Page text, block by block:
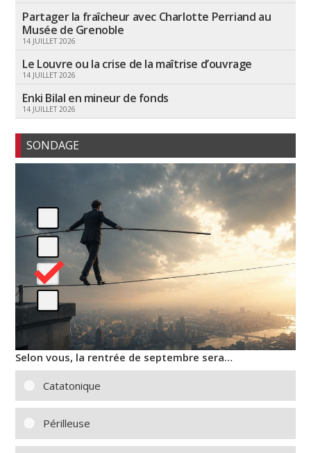
Partager la fraîcheur avec Charlotte Perriand au
Musée de Grenoble
14 JUILLET 2026
Le Louvre ou la crise de la maîtrise d’ouvrage
14 JUILLET 2026
Enki Bilal en mineur de fonds
14 JUILLET 2026
SONDAGE
Selon vous, la rentrée de septembre sera…
Catatonique
Périlleuse